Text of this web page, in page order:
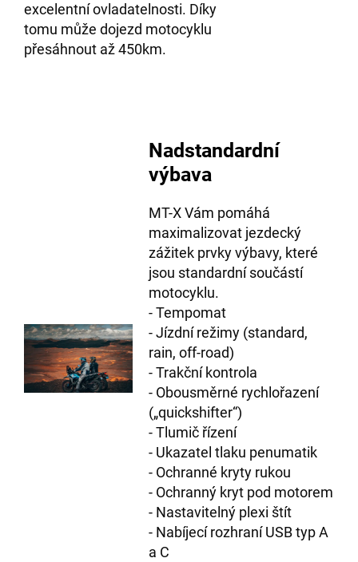
excelentní ovladatelnosti. Díky
tomu může dojezd motocyklu
přesáhnout až 450km.
Nadstandardní
výbava
MT-X Vám pomáhá
maximalizovat jezdecký
zážitek prvky výbavy, které
jsou standardní součástí
motocyklu.
- Tempomat
- Jízdní režimy (standard,
rain, off-road)
- Trakční kontrola
- Obousměrné rychlořazení
(„quickshifter“)
- Tlumič řízení
- Ukazatel tlaku penumatik
- Ochranné kryty rukou
- Ochranný kryt pod motorem
- Nastavitelný plexi štít
- Nabíjecí rozhraní USB typ A
a C